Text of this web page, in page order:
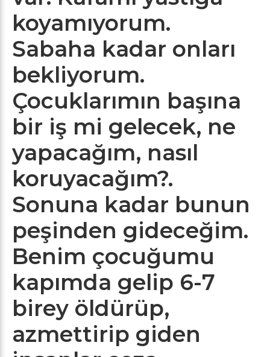
koyamıyorum.
Sabaha kadar onları
bekliyorum.
Çocuklarımın başına
bir iş mi gelecek, ne
yapacağım, nasıl
koruyacağım?.
Sonuna kadar bunun
peşinden gideceğim.
Benim çocuğumu
kapımda gelip 6-7
birey öldürüp,
azmettirip giden